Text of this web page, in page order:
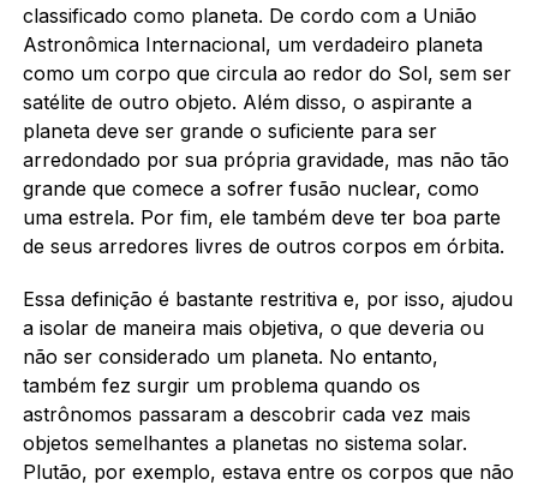
classificado como planeta. De cordo com a União
Astronômica Internacional, um verdadeiro planeta
como um corpo que circula ao redor do Sol, sem ser
satélite de outro objeto. Além disso, o aspirante a
planeta deve ser grande o suficiente para ser
arredondado por sua própria gravidade, mas não tão
grande que comece a sofrer fusão nuclear, como
uma estrela. Por fim, ele também deve ter boa parte
de seus arredores livres de outros corpos em órbita.
Essa definição é bastante restritiva e, por isso, ajudou
a isolar de maneira mais objetiva, o que deveria ou
não ser considerado um planeta. No entanto,
também fez surgir um problema quando os
astrônomos passaram a descobrir cada vez mais
objetos semelhantes a planetas no sistema solar.
Plutão, por exemplo, estava entre os corpos que não